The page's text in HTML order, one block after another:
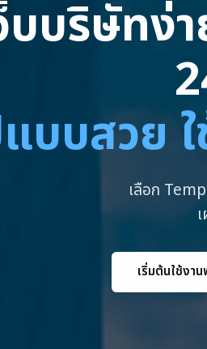
บบริษัทง่
บบสวย
เลือก
เริ่มต้นใช้งา